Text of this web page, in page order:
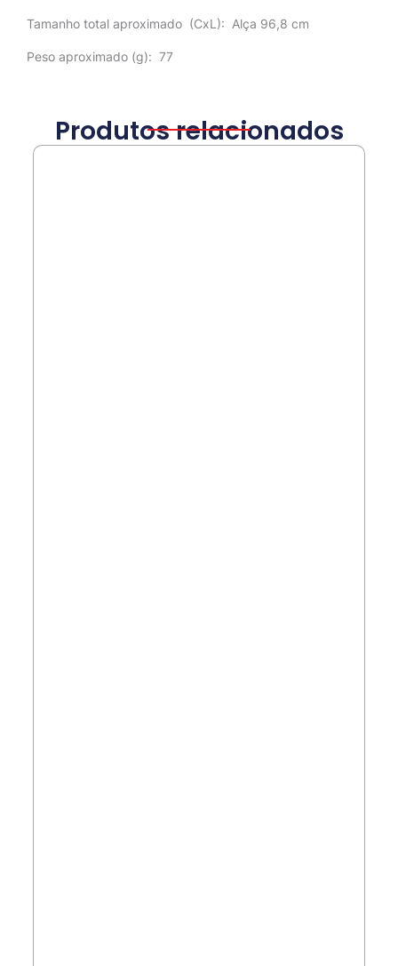
Tamanho total aproximado (CxL): Alça 96,8 cm
Peso aproximado (g): 77
Produtos relacionados